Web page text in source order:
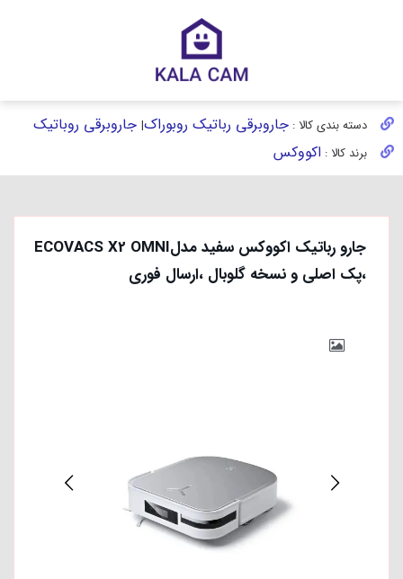
دسته بندی کالا : جاروبرقی رباتیک روبوراک| جاروبرقی روباتیک
برند کالا : اکووکس
جارو رباتیک اکووکس سفید مدلECOVACS X2 OMNI
،پک اصلی و نسخه گلوبال ،ارسال فوری